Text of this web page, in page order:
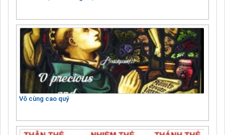
Vô cùng cao quý